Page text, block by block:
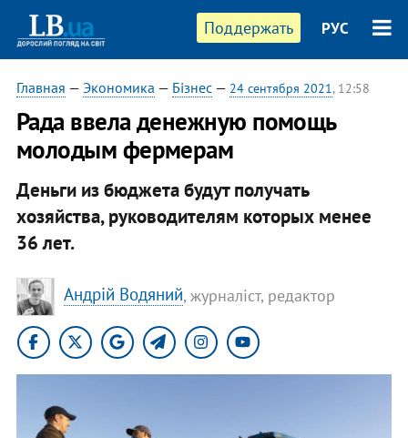
Поддержать РУС
Главная — Экономика — Бізнес— 24 сентября 2021, 12:58
Рада ввела денежную помощь
молодым фермерам
Деньги из бюджета будут получать
хозяйства, руководителям которых менее
36 лет.
Андрій Водяний, журналіст, редактор